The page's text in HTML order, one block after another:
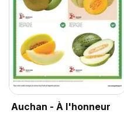
Auchan - À l'honneur